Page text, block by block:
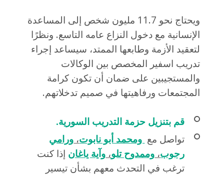
ويحتاج نحو 11.7 مليون شخص إلى المساعدة
الإنسانية مع دخول النزاع عامه التاسع. ونظرًا
لتعقيد الأزمة وطابعها الممتد، سيساعد إجراء
تدريب اسفير المخصص بين الوكالات
والمستجيبين على ضمان أن تكون كرامة
المجتمعات ورفاهيتها في صميم تدخلاتهم.
قم بتنزيل حزمة التدريب السورية.
تواصل مع ومحمد أبو نابوت، ورامي
رجوب، وممدوح تلو، وآية ياغان إذا كنت
ترغب في التحدث معهم بشأن تيسير